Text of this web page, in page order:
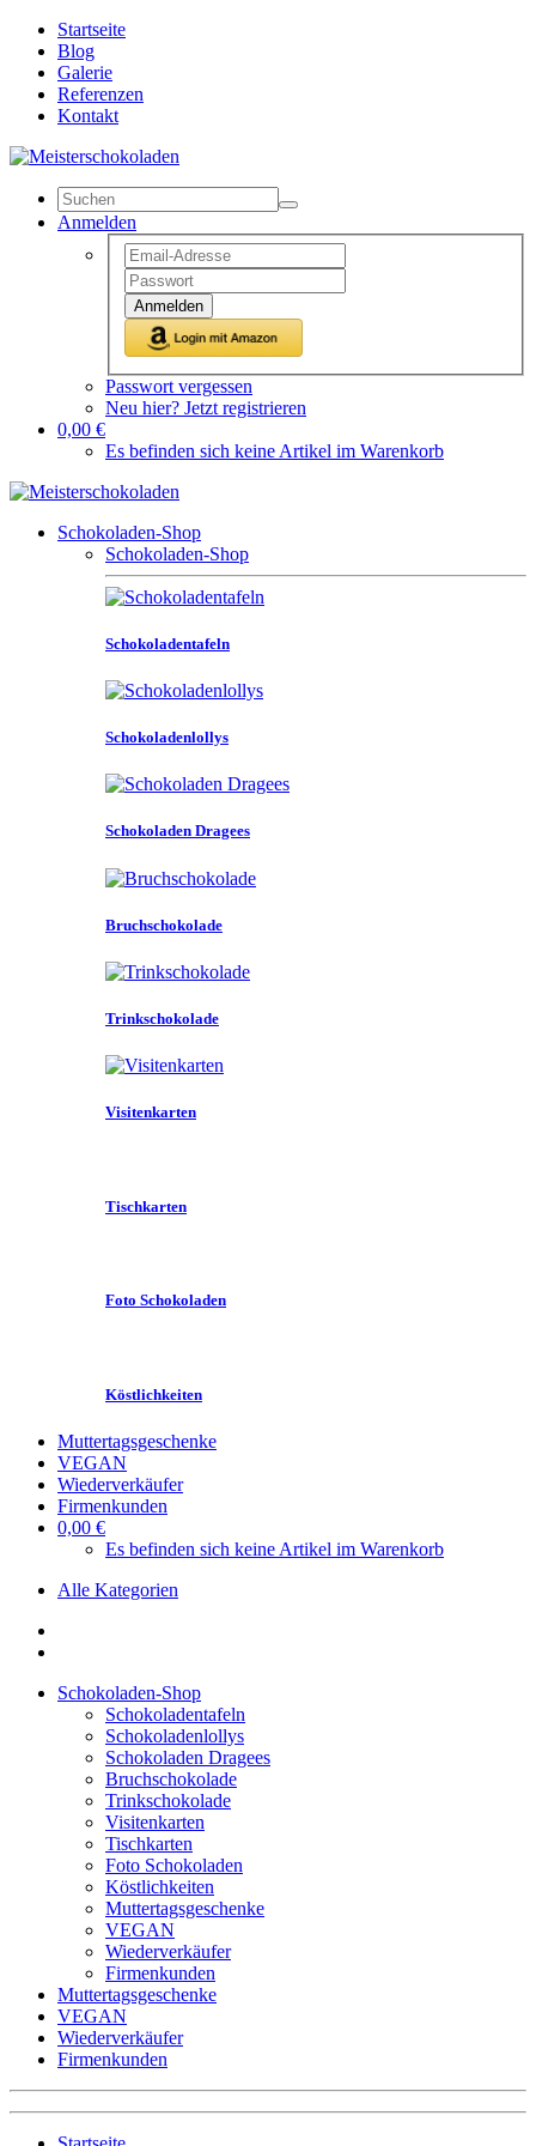
Startseite
Blog
Galerie
Referenzen
Kontakt
Anmelden
Anmelden
Passwort vergessen
Neu hier? Jetzt registrieren
0,00 €
Es befinden sich keine Artikel im Warenkorb
Schokoladen-Shop
Schokoladen-Shop
Schokoladentafeln
Schokoladenlollys
Schokoladen Dragees
Bruchschokolade
Trinkschokolade
Visitenkarten
Tischkarten
Foto Schokoladen
Köstlichkeiten
Muttertagsgeschenke
VEGAN
Wiederverkäufer
Firmenkunden
0,00 €
Es befinden sich keine Artikel im Warenkorb
Alle Kategorien
Schokoladen-Shop
Schokoladentafeln
Schokoladenlollys
Schokoladen Dragees
Bruchschokolade
Trinkschokolade
Visitenkarten
Tischkarten
Foto Schokoladen
Köstlichkeiten
Muttertagsgeschenke
VEGAN
Wiederverkäufer
Firmenkunden
Muttertagsgeschenke
VEGAN
Wiederverkäufer
Firmenkunden